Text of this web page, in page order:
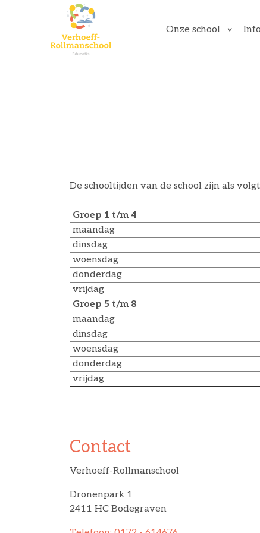
Onze school
De schooltijden van de school zijn als
Groep 1 t/m 4
maandag
dinsdag
woensdag
donderdag
vrijdag
Groep 5 t/m 8
maandag
dinsdag
woensdag
donderdag
vrijdag
Contact
Verhoeff-Rollmanschool
Dronenpark 1
2411 HC Bodegraven